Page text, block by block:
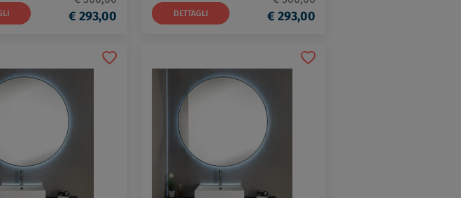
€ 293,00 DETTAGLI € 293,00